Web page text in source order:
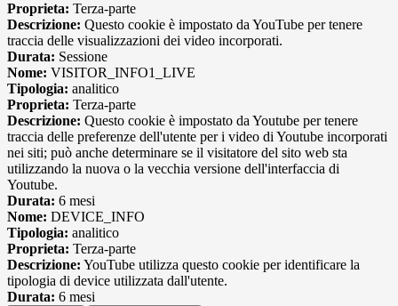
Proprieta: Terza-parte
Descrizione: Questo cookie è impostato da YouTube per tenere
traccia delle visualizzazioni dei video incorporati.
Durata: Sessione
Nome: VISITOR_INFO1_LIVE
Tipologia: analitico
Proprieta: Terza-parte
Descrizione: Questo cookie è impostato da Youtube per tenere
traccia delle preferenze dell'utente per i video di Youtube incorporati
nei siti; può anche determinare se il visitatore del sito web sta
utilizzando la nuova o la vecchia versione dell'interfaccia di
Youtube.
Durata: 6 mesi
Nome: DEVICE_INFO
Tipologia: analitico
Proprieta: Terza-parte
Descrizione: YouTube utilizza questo cookie per identificare la
tipologia di device utilizzata dall'utente.
Durata: 6 mesi